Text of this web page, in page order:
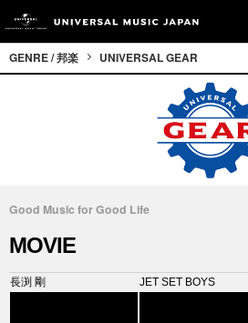
GENRE / 邦楽 UNIVERSAL GEAR
Good Music for Good Life
MOVIE
長渕 剛 JET SET BOYS